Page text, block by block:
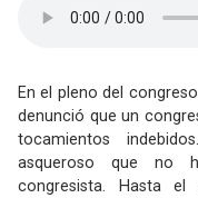
En el pleno del
denunció que un
tocamientos
asqueroso que no
congresista. Hasta